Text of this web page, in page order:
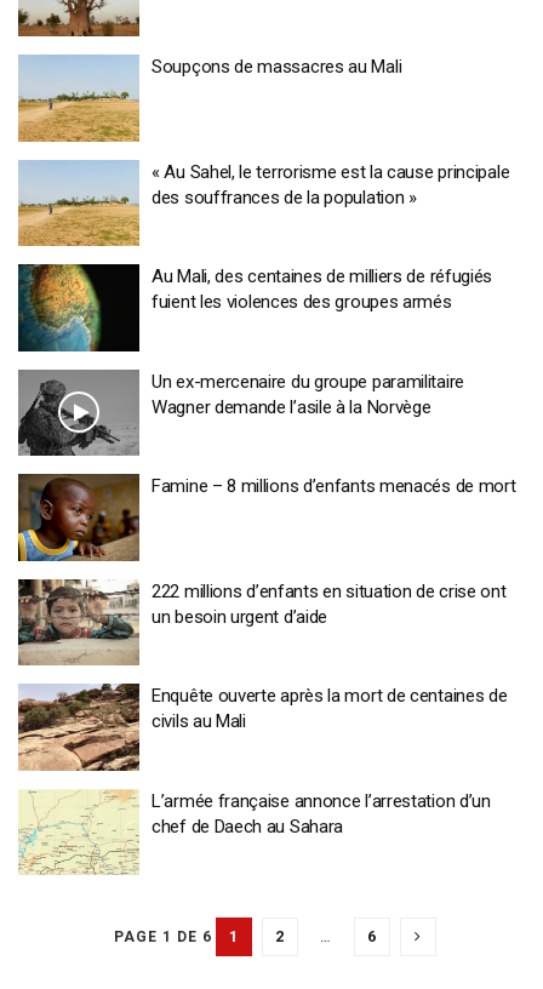
Soupçons de massacres au Mali
« Au Sahel, le terrorisme est la cause principale
des souffrances de la population »
Au Mali, des centaines de milliers de réfugiés
fuient les violences des groupes armés
Un ex-mercenaire du groupe paramilitaire
Wagner demande l’asile à la Norvège
Famine – 8 millions d’enfants menacés de mort
222 millions d’enfants en situation de crise ont
un besoin urgent d’aide
Enquête ouverte après la mort de centaines de
civils au Mali
L’armée française annonce l’arrestation d’un
chef de Daech au Sahara
PAGE 1 DE 6 1 2 … 6